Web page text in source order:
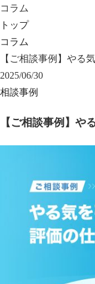
コラム
トップ
コラム
【ご相談事例】やる
2025/06/30
相談事例
【ご相談事例】や